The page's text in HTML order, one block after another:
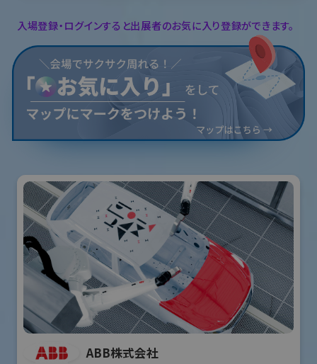
入場登録・ログインすると出展者のお気に入り登録ができます。
ABB株式会社